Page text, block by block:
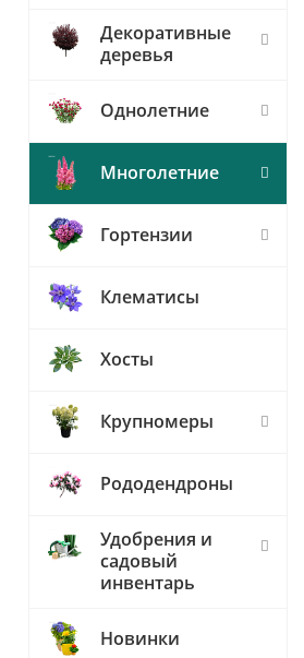
Декоративные
деревья
Однолетние
Многолетние
Гортензии
Клематисы
Хосты
Крупномеры
Рододендроны
Удобрения и
садовый
инвентарь
Новинки